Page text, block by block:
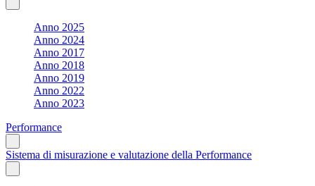
Anno 2025
Anno 2024
Anno 2017
Anno 2018
Anno 2019
Anno 2022
Anno 2023
Performance
Sistema di misurazione e valutazione della Performance